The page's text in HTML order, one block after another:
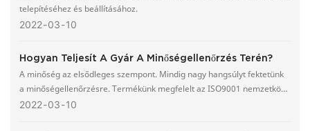
telepítéséhez és beállításához.
2022 03 10
Hogyan Teljesít A Gyár A Minőségellenőrzés Terén?
A minőség az elsődleges szempont. Mindig nagy hangsúlyt fektetünk
a minőségellenőrzésre. Termékünk megfelelt az ISO9001 nemzetközi
minőségbiztosítási rendszer tanúsítványának.
2022 03 10